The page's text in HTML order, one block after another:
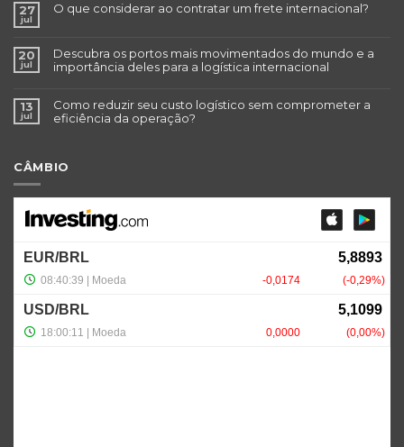
27
jul
O que considerar ao contratar um frete internacional?
20
jul
Descubra os portos mais movimentados do mundo e a
importância deles para a logística internacional
13
jul
Como reduzir seu custo logístico sem comprometer a
eficiência da operação?
CÂMBIO